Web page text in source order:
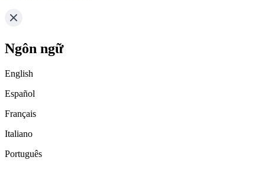
Ngôn ngữ
English
Español
Français
Italiano
Português